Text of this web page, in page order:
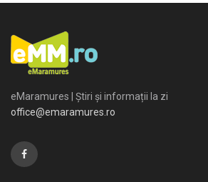
eMaramures | Știri și informații la zi
office@emaramures.ro